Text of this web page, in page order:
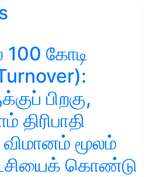
100 கோடி
பிறகு,
திரிபாதி
மூலம்
கொண்டு